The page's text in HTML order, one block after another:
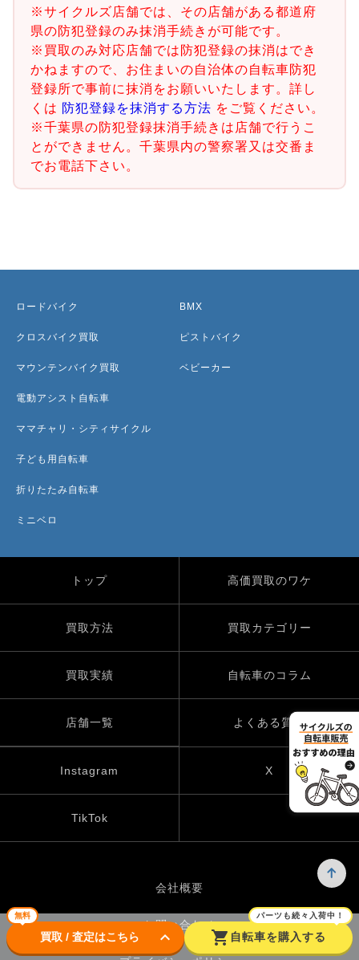
※サイクルズ店舗では、その店舗がある都道府
県の防犯登録のみ抹消手続きが可能です。
※買取のみ対応店舗では防犯登録の抹消はでき
かねますので、お住まいの自治体の自転車防犯
登録所で事前に抹消をお願いいたします。詳し
くは 防犯登録を抹消する方法 をご覧ください。
※千葉県の防犯登録抹消手続きは店舗で行うこ
とができません。千葉県内の警察署又は交番ま
でお電話下さい。
無料
買取 / 査定はこちら keyboard_arrow_down shopping_cart
パーツも続々入荷中！
自転車を購入する
ロードバイク
クロスバイク買取
マウンテンバイク買取
電動アシスト自転車
ママチャリ・シティサイクル
子ども用自転車
折りたたみ自転車
ミニベロ
BMX
ピストバイク
ベビーカー
トップ 高価買取のワケ
買取方法 買取カテゴリー
買取実績 自転車のコラム
店舗一覧 よくある質問
Instagram X
TikTok
会社概要
お問い合わせ